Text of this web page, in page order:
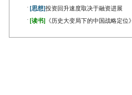
· [思想]投资回升速度取决于融资进展
· [读书] 《历史大变局下的中国战略定位》